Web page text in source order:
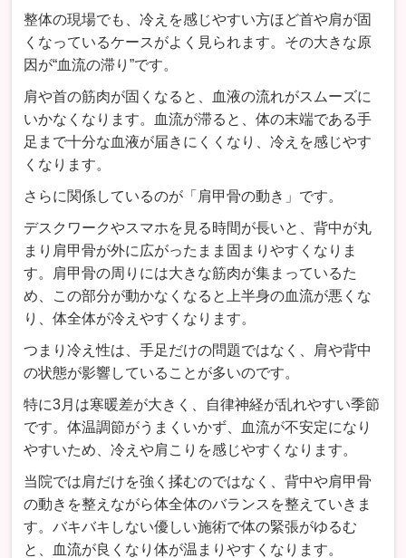
整体の現場でも、冷えを感じやすい方ほど首や肩が固
くなっているケースがよく見られます。その大きな原
因が“血流の滞り”です。
肩や首の筋肉が固くなると、血液の流れがスムーズに
いかなくなります。血流が滞ると、体の末端である手
足まで十分な血液が届きにくくなり、冷えを感じやす
くなります。
さらに関係しているのが「肩甲骨の動き」です。
デスクワークやスマホを見る時間が長いと、背中が丸
まり肩甲骨が外に広がったまま固まりやすくなりま
す。肩甲骨の周りには大きな筋肉が集まっているた
め、この部分が動かなくなると上半身の血流が悪くな
り、体全体が冷えやすくなります。
つまり冷え性は、手足だけの問題ではなく、肩や背中
の状態が影響していることが多いのです。
特に3月は寒暖差が大きく、自律神経が乱れやすい季節
です。体温調節がうまくいかず、血流が不安定になり
やすいため、冷えや肩こりを感じやすくなります。
当院では肩だけを強く揉むのではなく、背中や肩甲骨
の動きを整えながら体全体のバランスを整えていきま
す。バキバキしない優しい施術で体の緊張がゆるむ
と、血流が良くなり体が温まりやすくなります。